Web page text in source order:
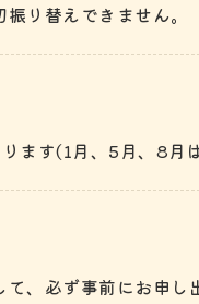
り替えできません。
ます(1月、5月、8月
て、必ず事前にお申